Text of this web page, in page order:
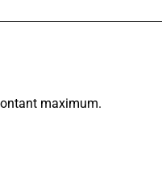
maximum.